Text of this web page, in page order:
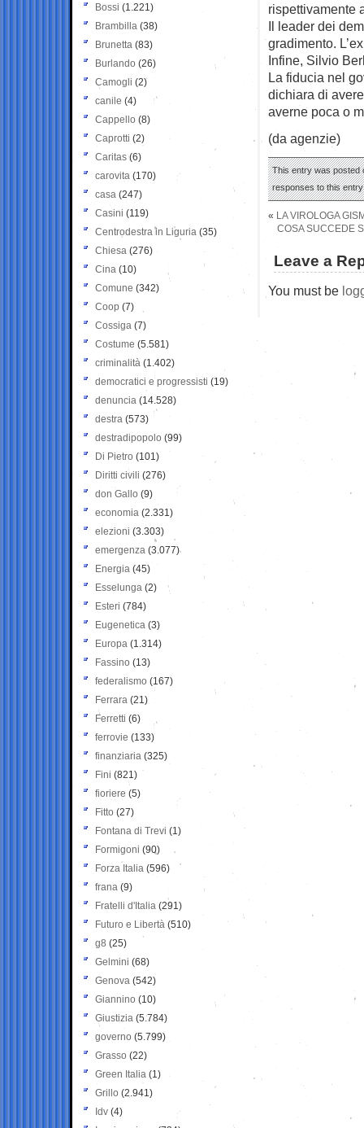
rispettivamente
Il leader dei
gradimento.
Infine, Silvio
La fiducia nel
dichiara di
averne poca o
(da agenzie)
This entry was posted
responses to this
« LA VIROLOGA
COSA SUCCEDE
Leave a
You must be
Bossi (1.221)
Brambilla (38)
Brunetta (83)
Burlando (26)
Camogli (2)
canile (4)
Cappello (8)
Caprotti (2)
Caritas (6)
carovita (170)
casa (247)
Casini (119)
Centrodestra in Liguria (35)
Chiesa (276)
Cina (10)
Comune (342)
Coop (7)
Cossiga (7)
Costume (5.581)
criminalità (1.402)
democratici e progressisti (19)
denuncia (14.528)
destra (573)
destradipopolo (99)
Di Pietro (101)
Diritti civili (276)
don Gallo (9)
economia (2.331)
elezioni (3.303)
emergenza (3.077)
Energia (45)
Esselunga (2)
Esteri (784)
Eugenetica (3)
Europa (1.314)
Fassino (13)
federalismo (167)
Ferrara (21)
Ferretti (6)
ferrovie (133)
finanziaria (325)
Fini (821)
fioriere (5)
Fitto (27)
Fontana di Trevi (1)
Formigoni (90)
Forza Italia (596)
frana (9)
Fratelli d'Italia (291)
Futuro e Libertà (510)
g8 (25)
Gelmini (68)
Genova (542)
Giannino (10)
Giustizia (5.784)
governo (5.799)
Grasso (22)
Green Italia (1)
Grillo (2.941)
Idv (4)